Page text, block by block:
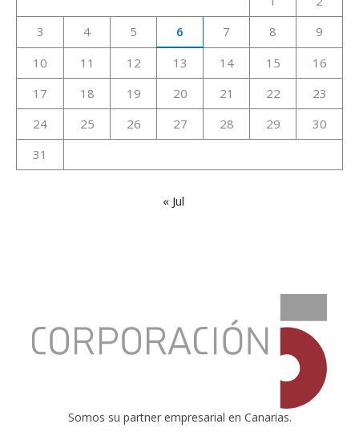
3
4 5 6 7 8
9
10
11 12 13 14 15
16
17
18 19 20 21 22
23
24
25 26 27 28 29
30
31
« Jul
Somos su partner empresarial en Canarias.
Hostelería
y